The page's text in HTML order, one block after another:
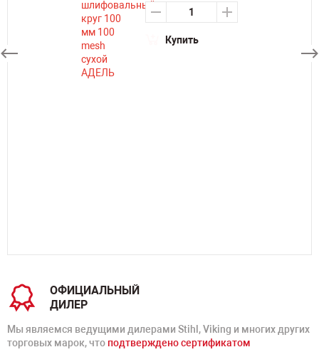
Купить
ОФИЦИАЛЬНЫЙ
ДИЛЕР
Мы являемся ведущими дилерами Stihl, Viking и многих других
торговых марок, что подтверждено сертификатом